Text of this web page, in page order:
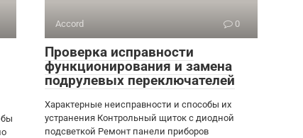
Accord 0
Проверка исправности
функционирования и замена
подрулевых переключателей
Характерные неисправности и способы их
устранения Контрольный щиток с диодной
подсветкой Ремонт панели приборов